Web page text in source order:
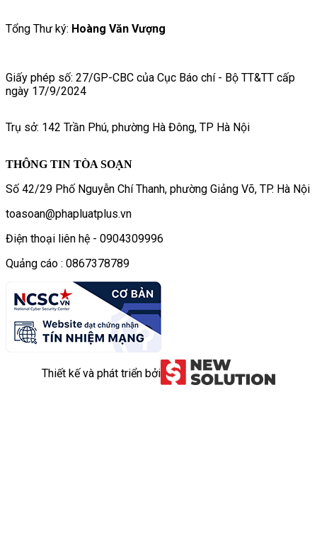
Tổng Thư ký: Hoàng Văn Vượng
Giấy phép số: 27/GP-CBC của Cục Báo chí - Bộ TT&TT cấp
ngày 17/9/2024
Trụ sở: 142 Trần Phú, phường Hà Đông, TP Hà Nội
THÔNG TIN TÒA SOẠN
Số 42/29 Phố Nguyễn Chí Thanh, phường Giảng Võ, TP. Hà Nội
toasoan@phapluatplus.vn
Điện thoại liên hệ - 0904309996
Quảng cáo : 0867378789
Thiết kế và phát triển bởi